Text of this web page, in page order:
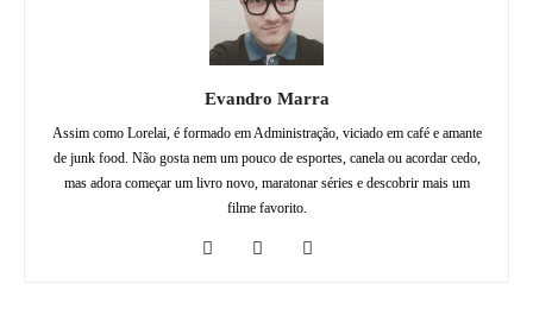
Evandro Marra
Assim como Lorelai, é formado em Administração, viciado em café e amante
de junk food. Não gosta nem um pouco de esportes, canela ou acordar cedo,
mas adora começar um livro novo, maratonar séries e descobrir mais um
filme favorito.